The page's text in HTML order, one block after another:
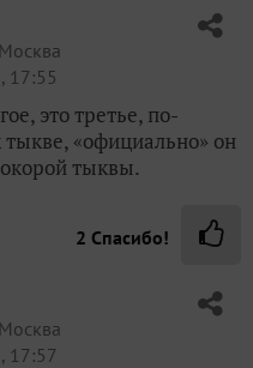
Москва
17:55
это третье, по-
«официально» он
тыквы.
2 Спасибо!
Москва
17:57